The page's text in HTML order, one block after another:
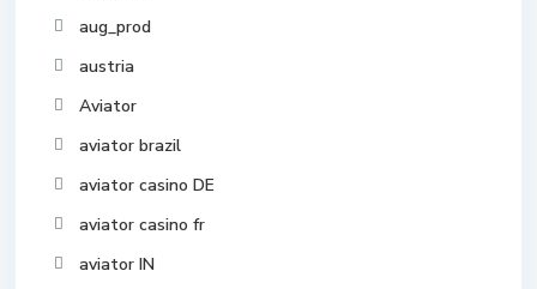
aug_prod
austria
Aviator
aviator brazil
aviator casino DE
aviator casino fr
aviator IN